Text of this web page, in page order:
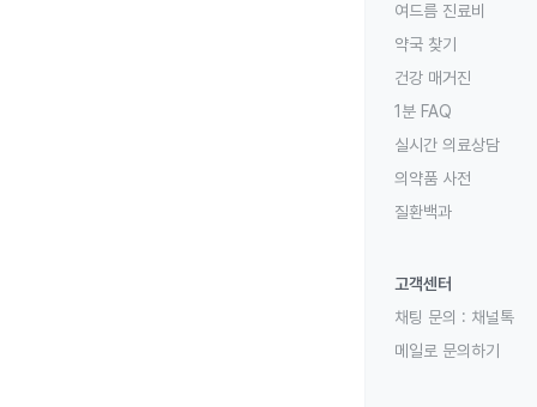
여드름 진료비
약국 찾기
건강 매거진
1분 FAQ
실시간 의료상담
의약품 사전
질환백과
고객센터
채팅 문의 : 채널톡
메일로 문의하기